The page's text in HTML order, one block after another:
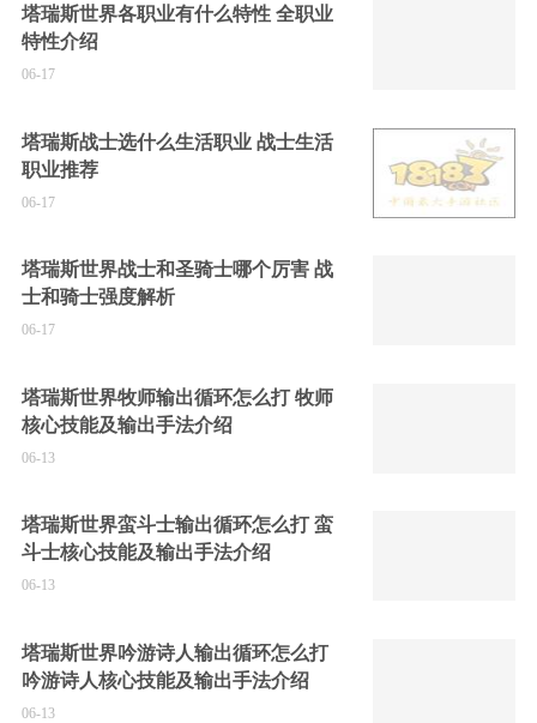
塔瑞斯世界各职业有什么特性 全职业
特性介绍
06-17
塔瑞斯战士选什么生活职业 战士生活
职业推荐
06-17
塔瑞斯世界战士和圣骑士哪个厉害 战
士和骑士强度解析
06-17
塔瑞斯世界牧师输出循环怎么打 牧师
核心技能及输出手法介绍
06-13
塔瑞斯世界蛮斗士输出循环怎么打 蛮
斗士核心技能及输出手法介绍
06-13
塔瑞斯世界吟游诗人输出循环怎么打
吟游诗人核心技能及输出手法介绍
06-13